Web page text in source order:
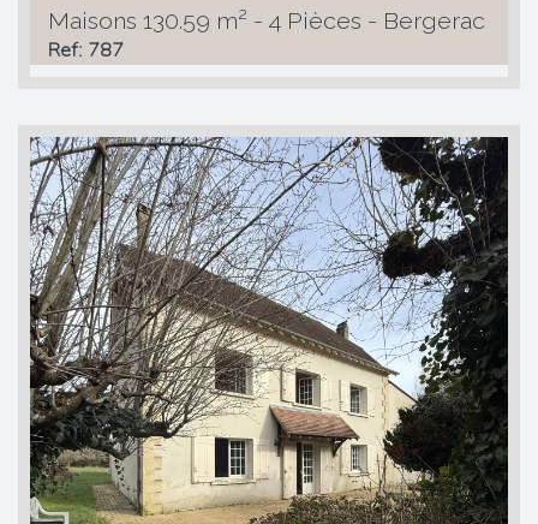
Maisons 130.59 m² - 4 Pièces - Bergerac
Ref: 787